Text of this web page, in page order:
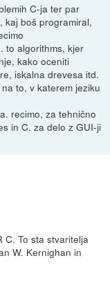
C-ja ter par
kaj boš programiral,
to algorithms, kjer
kako oceniti
iskalna drevesa itd.
to, v katerem jeziku
recimo, za tehnično
in C. za delo z GUI-ji
C. To sta stvaritelja
W. Kernighan in